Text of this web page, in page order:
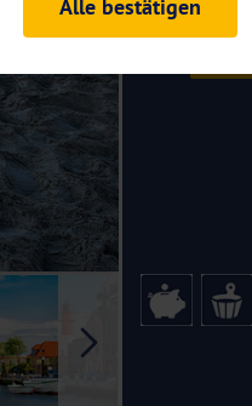
und Analysen. Mithilfe
Auftritts ermitteln und
es zu einer Drittlands
Daten finden Sie in unseren
Alle bestätigen